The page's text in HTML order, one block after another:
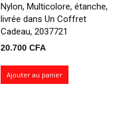
Nylon, Multicolore, étanche,
livrée dans Un Coffret
Cadeau, 2037721
20.700 CFA
Ajouter au panier